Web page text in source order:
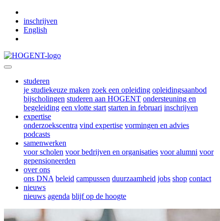
inschrijven
English
studeren
je studiekeuze maken zoek een opleiding opleidingsaanbod
bijscholingen studeren aan HOGENT ondersteuning en
begeleiding een vlotte start starten in februari inschrijven
expertise
onderzoekscentra vind expertise vormingen en advies
podcasts
samenwerken
voor scholen voor bedrijven en organisaties voor alumni voor
gepensioneerden
over ons
ons DNA beleid campussen duurzaamheid jobs shop contact
nieuws
nieuws agenda blijf op de hoogte